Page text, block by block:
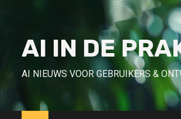
AI IN DE
AI NIEUWS VOOR GEBRUIKERS &